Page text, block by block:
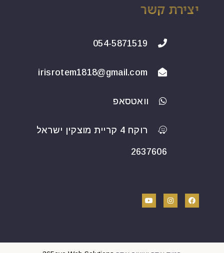
יצירת קשר
054-5871519
irisrotem1818@gmail.com
וואטסאפ
רוקח 4 קריית מוצקין ישראל
2637606